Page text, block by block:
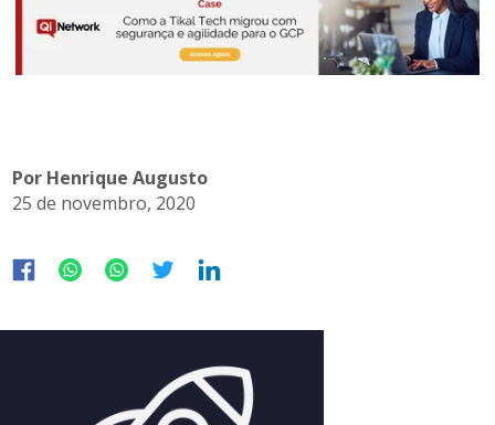
Por Henrique Augusto
25 de novembro, 2020